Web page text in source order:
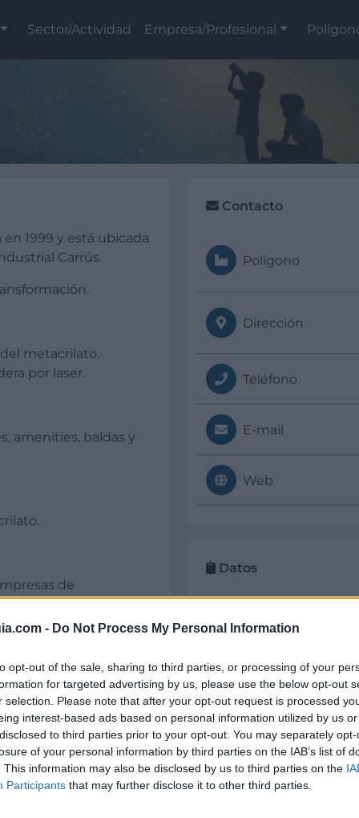
- Do Not Process My Personal Information
opt-out of the sale, sharing to third parties, or processing of your
for targeted advertising by us, please use the below opt-out
selection. Please note that after your opt-out request is processed
interest-based ads based on personal information utilized by us
to third parties prior to your opt-out. You may separately
of your personal information by third parties on the IAB’s list of
This information may also be disclosed by us to third parties on the
Participants that may further disclose it to other third parties.
Sector/Actividad Empresa/Profesional
1999 y está ubicada
Carrús.
metacrilato.
por laser.
amenities, baldas y
de
de materiales
Contacto
Polígono
Dirección
Teléfono
E-mail
Web
Datos
ML
1999
Experiencia en años:
25
CNAE:
252 Fabricación de